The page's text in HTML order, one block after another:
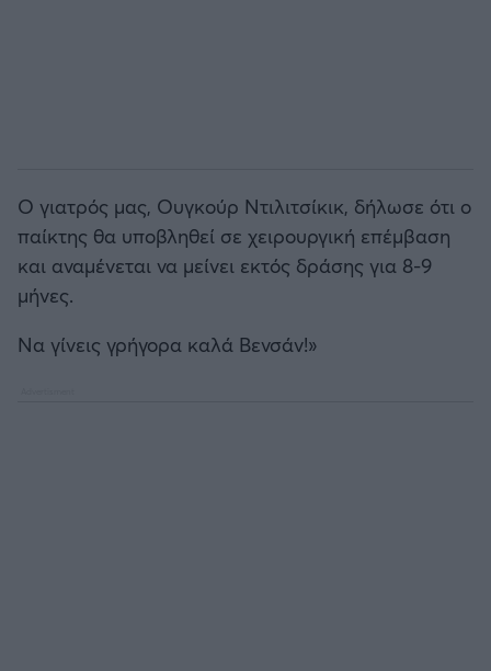
Ο γιατρός μας, Ουγκούρ Ντιλιτσίκικ, δήλωσε ότι ο
παίκτης θα υποβληθεί σε χειρουργική επέμβαση
και αναμένεται να μείνει εκτός δράσης για 8-9
μήνες.
Να γίνεις γρήγορα καλά Βενσάν!»